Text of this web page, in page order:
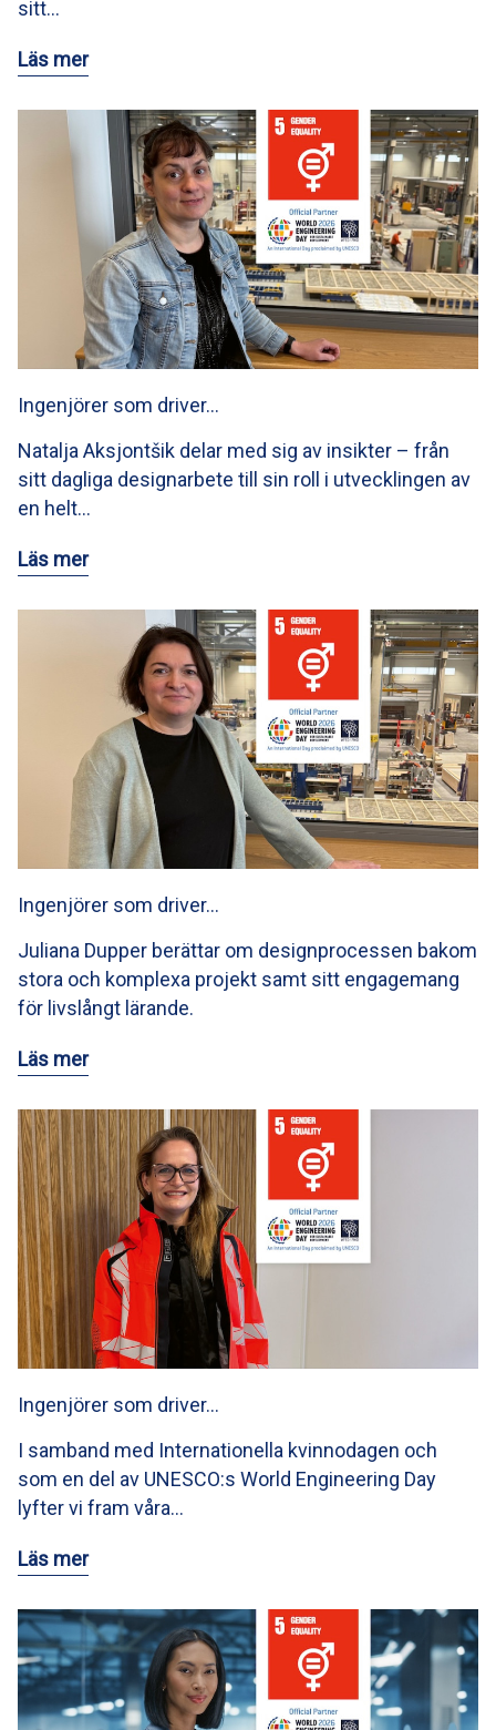
sitt…
Läs mer
Ingenjörer som driver…
Natalja Aksjontšik delar med sig av insikter – från
sitt dagliga designarbete till sin roll i utvecklingen av
en helt…
Läs mer
Ingenjörer som driver…
Juliana Dupper berättar om designprocessen bakom
stora och komplexa projekt samt sitt engagemang
för livslångt lärande.
Läs mer
Ingenjörer som driver…
I samband med Internationella kvinnodagen och
som en del av UNESCO:s World Engineering Day
lyfter vi fram våra…
Läs mer